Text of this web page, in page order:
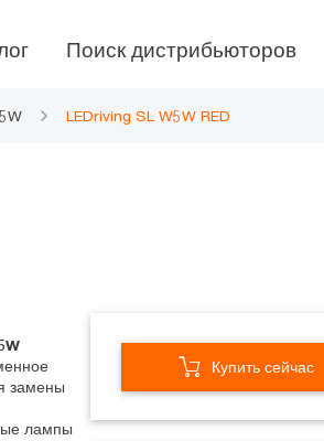
Поиск дистрибьюторов
LEDriving SL W5W RED
замены
лампы
Купить сейчас